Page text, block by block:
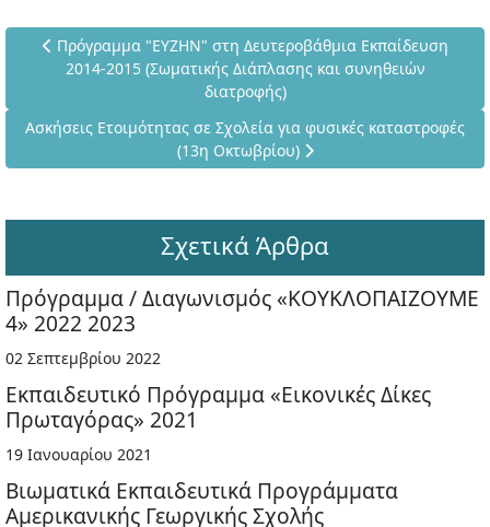
Προηγούμενο άρθρο: Πρόγραμμα "ΕΥΖΗΝ" στη
Πρόγραμμα "ΕΥΖΗΝ" στη Δευτεροβάθμια Εκπαίδευση
2014-2015 (Σωματικής Διάπλασης και συνηθειών
διατροφής)
Επόμενο άρθρο: Ασκήσεις Ετοιμότητας σε Σχολεία για
Ασκήσεις Ετοιμότητας σε Σχολεία για φυσικές καταστροφές
(13η Οκτωβρίου)
Σχετικά Άρθρα
Πρόγραμμα / Διαγωνισμός «ΚΟΥΚΛΟΠΑΙΖΟΥΜΕ
4» 2022 2023
02 Σεπτεμβρίου 2022
Εκπαιδευτικό Πρόγραμμα «Εικονικές Δίκες
Πρωταγόρας» 2021
19 Ιανουαρίου 2021
Βιωματικά Εκπαιδευτικά Προγράμματα
Αμερικανικής Γεωργικής Σχολής